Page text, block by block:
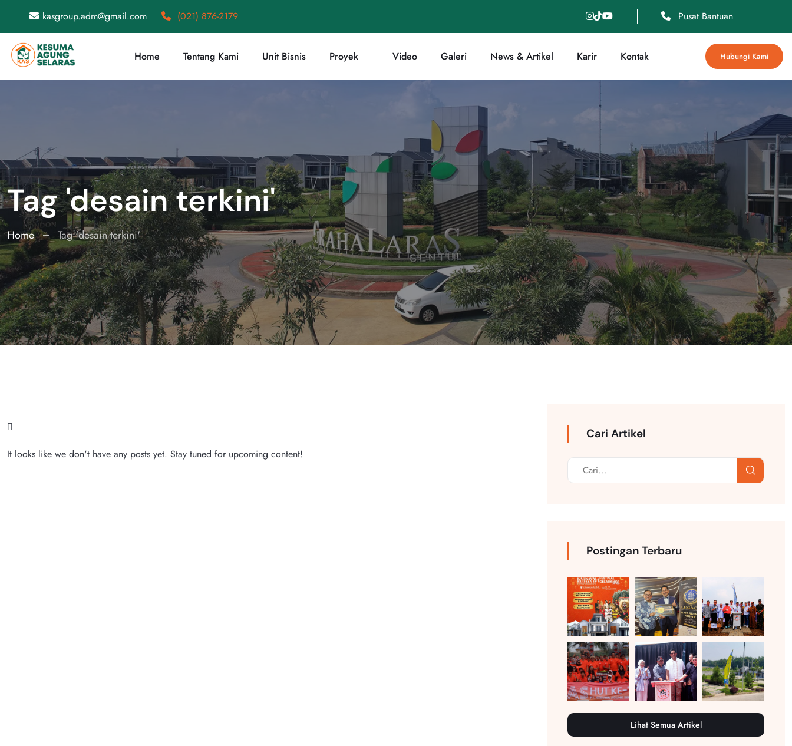
kasgroup.adm@gmail.com (021) 876-2179 Pusat Bantuan
Home Tentang Kami Unit Bisnis Proyek Video Galeri News & Artikel Karir Kontak Hubungi Kami
Tag 'desain terkini'
Home Tag 'desain terkini'
It looks like we don't have any posts yet. Stay tuned for upcoming content!
Cari Artikel
Postingan Terbaru
Lihat Semua Artikel